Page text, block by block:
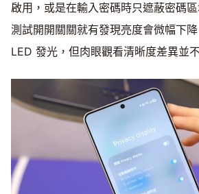
啟用，或是在輸入密碼時只遮蔽密碼
測試開開關關就有發現亮度會微幅下
LED 發光，但肉眼觀看清晰度差異並